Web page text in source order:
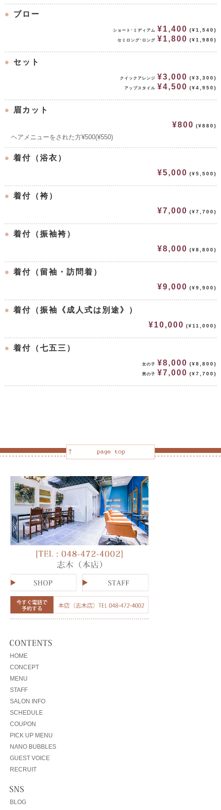
● ブロー
ショート･ミディアム ¥1,400 (¥1,540)
セミロング･ロング ¥1,800 (¥1,980)
● セット
クイックアレンジ ¥3,000 (¥3,300)
アップスタイル ¥4,500 (¥4,950)
●
眉カット
¥800 (¥880)
ヘアメニューをされた方¥500(¥550)
● 着付（浴衣）
¥5,000 (¥5,500)
● 着付（袴）
¥7,000 (¥7,700)
● 着付（振袖袴）
¥8,000 (¥8,800)
● 着付（留袖・訪問着）
¥9,000 (¥9,900)
● 着付（振袖《成人式は別途》）
¥10,000 (¥11,000)
● 着付（七五三）
女の子 ¥8,000 (¥8,800)
男の子 ¥7,000 (¥7,700)
HOME
CONCEPT
MENU
STAFF
SALON INFO
SCHEDULE
COUPON
PICK UP MENU
NANO BUBBLES
GUEST VOICE
RECRUIT
BLOG